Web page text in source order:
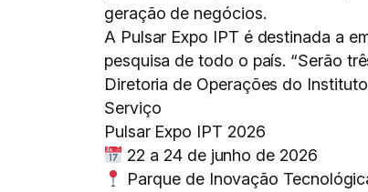
geração de negócios.
A Pulsar Expo IPT é destinada a
pesquisa de todo o país. “Serão
Diretoria de Operações do
Serviço
Pulsar Expo IPT 2026
22 a 24 de junho de 2026
Parque de Inovação